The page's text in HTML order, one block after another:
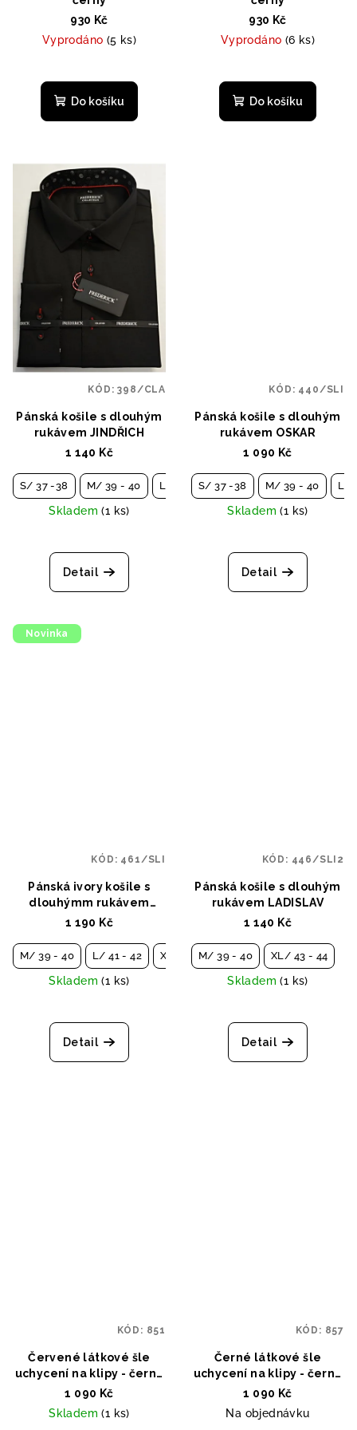
930 Kč
Vyprodáno (5 ks)
Do košíku
930 Kč
Vyprodáno (6 ks)
Do košíku
Pánská košile s dlouhým
rukávem JINDŘICH
1 140 Kč
S/ 37 -38 M/ 39 - 40 L/ 41 - 42 XL/ 43 - 44 XXL/ 45 -
Skladem(1 ks)
Detail
KÓD:398/CLA
Pánská košile s dlouhým
rukávem OSKAR
1 090 Kč
S/ 37 -38 M/ 39 - 40 L/
Skladem(1 ks)
Detail
KÓD: 440/SLI
Novinka
Pánská ivory košile s
dlouhýmm rukávem
VOJTĚCH
1 190 Kč
M/ 39 - 40 L/ 41 - 42 XXL/ 45 - 46
Skladem(1 ks)
Detail
KÓD: 461/SLI
Pánská košile s dlouhým
rukávem LADISLAV
1 140 Kč
M/ 39 - 40 XL/ 43 - 44
Skladem(1 ks)
Detail
KÓD: 446/SLI2
Červené látkové šle
uchycení na klipy - černá
kůže
1 090 Kč
Skladem(1 ks)
KÓD: 851
Černé látkové šle
uchycení na klipy - černá
kůže
1 090 Kč
Na objednávku
KÓD: 857